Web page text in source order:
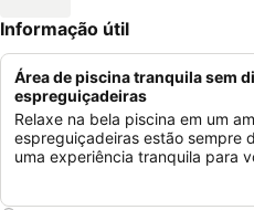
Informação útil
Área de piscina tranquila sem
espreguiçadeiras
Relaxe na bela piscina em um
espreguiçadeiras estão sempre
uma experiência tranquila para